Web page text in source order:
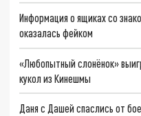
Информация о ящиках со
оказалась фейком
«Любопытный слонёнок»
кукол из Кинешмы
Даня с Дашей спаслись от